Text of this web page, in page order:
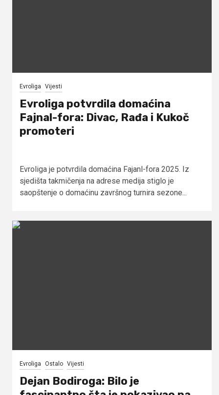
Evroliga Vijesti
Evroliga potvrdila domaćina
Fajnal-fora: Divac, Rađa i Kukoč
promoteri
Evroliga je potvrdila domaćina Fajanl-fora 2025. Iz
sjedišta takmičenja na adrese medija stiglo je
saopštenje o domaćinu završnog turnira sezone...
Evroliga Ostalo Vijesti
Dejan Bodiroga: Bilo je